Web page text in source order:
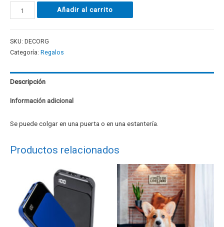
Añadir al carrito
SKU: DECORG
Categoría: Regalos
Descripción
Información adicional
Se puede colgar en una puerta o en una estantería.
Productos relacionados